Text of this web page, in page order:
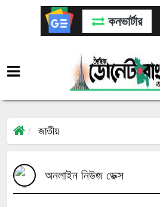
কনভার্টার
জাতীয়
অনলাইন নিউজ ডেক্স